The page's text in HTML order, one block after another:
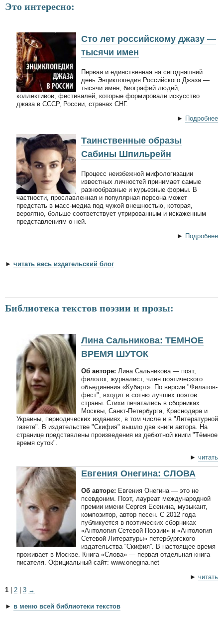
Это интересно:
Сто лет российскому джазу —
тысячи имен
Первая и единственная на сегодняшний
день Энциклопедия Российского Джаза —
тысячи имен, биографий людей,
коллективов, фестивалей, которые формировали искусство
джаза в СССР, России, странах СНГ.
► Подробнее
Таинственные образы
Сабины Шпильрейн
Процесс неизбежной мифологизации
известных личностей принимает самые
разнообразные и курьезные формы. В
частности, прославленная и популярная персона может
предстать в масс-медиа под чужой внешностью, которая,
вероятно, больше соответствует утрированным и искаженным
представлениям о ней.
► Подробнее
► читать весь издательский блог
Библиотека текстов поэзии и прозы:
Лина Сальникова: ТЕМНОЕ
ВРЕМЯ ШУТОК
Об авторе: Лина Сальникова — поэт,
филолог, журналист, член поэтического
объединения «Кубарт». По версии "Филатов-
фест", входит в сотню лучших поэтов
страны. Стихи печатались в сборниках
Москвы, Санкт-Петербурга, Краснодара и
Украины, периодических изданиях, в том числе и в "Литературной
газете". В издательстве "Скифия" вышло две книги автора. На
странице представлены произведения из дебютной книги "Тёмное
время суток".
► читать
Евгения Онегина: СЛОВА
Об авторе: Евгения Онегина — это не
псевдоним. Поэт, лауреат международной
премии имени Сергея Есенина, музыкант,
композитор, автор песен. С 2012 года
публикуется в поэтических сборниках
«Антология Сетевой Поэзии» и «Антология
Сетевой Литературы» петербургского
издательства “Скифия”. В настоящее время
проживает в Москве. Книга «Слова» — первая отдельная книга
писателя. Официальный сайт: www.onegina.net
► читать
1
2 3 →
► в меню всей библиотеки текстов